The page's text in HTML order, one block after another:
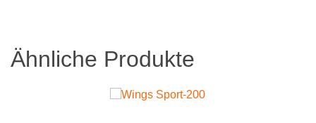
Ähnliche Produkte